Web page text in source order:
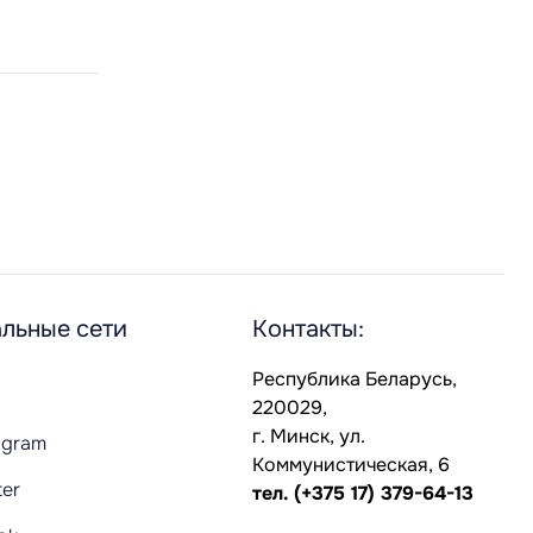
сети Контакты:
Республика Беларусь,
220029,
г. Минск, ул.
Коммунистическая, 6
тел. (+375 17) 379-64-13